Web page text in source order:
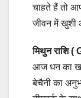
चाहते हैं तो
जीवन में खुशी
मिथुन राशि
आज धन का
बेचैनी का